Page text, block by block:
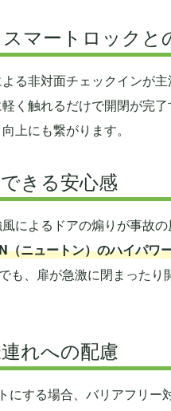
マートロックと
る非対面チェックインが
く触れるだけで開閉が完
上にも繋がります。
きる安心感
によるドアの煽りが事故
（ニュートン）のハイパワ
も、扉が急激に閉まった
れへの配慮
にする場合、バリアフリ